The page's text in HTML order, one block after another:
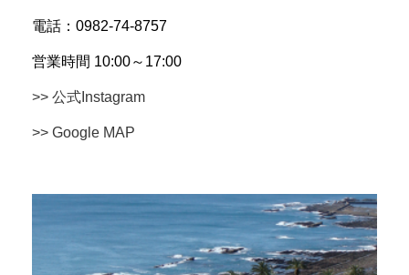
電話：0982-74-8757
営業時間 10:00～17:00
>> 公式Instagram
>> Google MAP